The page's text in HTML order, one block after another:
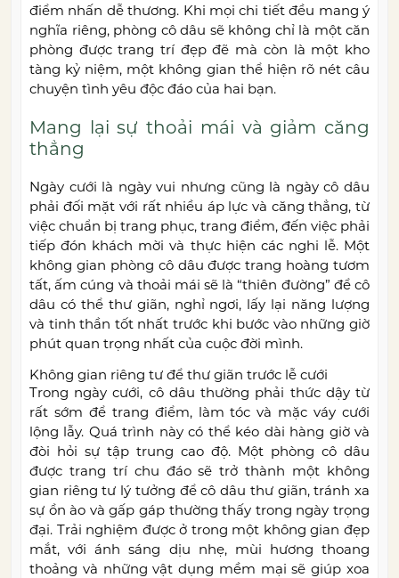
điểm nhấn dễ thương. Khi mọi chi tiết đều mang ý
nghĩa riêng, phòng cô dâu sẽ không chỉ là một căn
phòng được trang trí đẹp đẽ mà còn là một kho
tàng kỷ niệm, một không gian thể hiện rõ nét câu
chuyện tình yêu độc đáo của hai bạn.
Mang lại sự thoải mái và giảm căng
thẳng
Ngày cưới là ngày vui nhưng cũng là ngày cô dâu
phải đối mặt với rất nhiều áp lực và căng thẳng, từ
việc chuẩn bị trang phục, trang điểm, đến việc phải
tiếp đón khách mời và thực hiện các nghi lễ. Một
không gian phòng cô dâu được trang hoàng tươm
tất, ấm cúng và thoải mái sẽ là “thiên đường” để cô
dâu có thể thư giãn, nghỉ ngơi, lấy lại năng lượng
và tinh thần tốt nhất trước khi bước vào những giờ
phút quan trọng nhất của cuộc đời mình.
Không gian riêng tư để thư giãn trước lễ cưới
Trong ngày cưới, cô dâu thường phải thức dậy từ
rất sớm để trang điểm, làm tóc và mặc váy cưới
lộng lẫy. Quá trình này có thể kéo dài hàng giờ và
đòi hỏi sự tập trung cao độ. Một phòng cô dâu
được trang trí chu đáo sẽ trở thành một không
gian riêng tư lý tưởng để cô dâu thư giãn, tránh xa
sự ồn ào và gấp gáp thường thấy trong ngày trọng
đại. Trải nghiệm được ở trong một không gian đẹp
mắt, với ánh sáng dịu nhẹ, mùi hương thoang
thoảng và những vật dụng mềm mại sẽ giúp xoa